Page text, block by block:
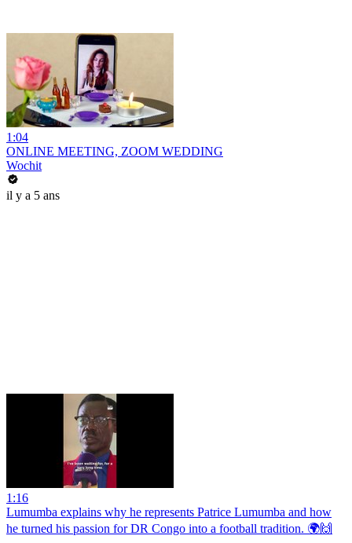
1:04
ONLINE MEETING, ZOOM WEDDING
Wochit
il y a 5 ans
1:16
Lumumba explains why he represents Patrice Lumumba and how
he turned his passion for DR Congo into a football tradition. 🌍🙌